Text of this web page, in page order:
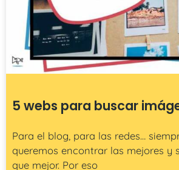
5 webs para buscar
Para el blog, para las redes…
queremos encontrar las mejores y
que mejor. Por eso